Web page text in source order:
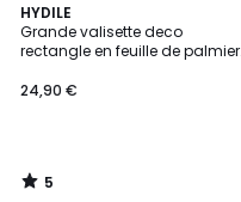
HYDILE
Grande valisette deco
rectangle en feuille de palmier
24,90 €
5
/
5
5
/